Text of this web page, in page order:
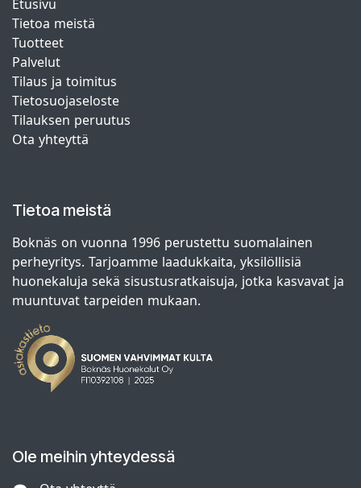
Etusivu
Tietoa meistä
Tuotteet
Palvelut
Tilaus ja toimitus
Tietosuojaseloste
Tilauksen peruutus
Ota yhteyttä
Tietoa meistä
Boknäs on vuonna 1996 perustettu suomalainen
perheyritys. Tarjoamme laadukkaita, yksilöllisiä
huonekaluja sekä sisustusratkaisuja, jotka kasvavat ja
muuntuvat tarpeiden mukaan.
Ole meihin yhteydessä